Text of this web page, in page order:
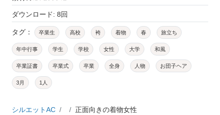
ダウンロード: 8回
タグ： 卒業生 高校 袴 着物 春 旅立ち
年中行事 学生 学校 女性 大学 和風
卒業証書 卒業式 卒業 全身 人物 お団子ヘア
3月 1人
シルエットAC 正面向きの着物女性